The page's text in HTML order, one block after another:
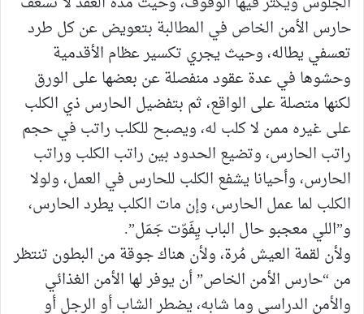
حارس الأمن الخاص في المطالبة بتعويض عن كل طرد
تعسفي يطاله، وحيث يجري تكسير عظام الأقدمية
وحشوها في عدة عقود منفصلة عن بعضها على الورق
لكنها متصلة على الواقع، ثم بتفضيل الحارس ذي الكلب
على غيره ممن لا كلب له، ويصبح للكلب راتب في حجم
راتب الحارس، وتضيع الحدود بين راتب الكلب وراتب
الحارس، وأحيانا يشفع الكلب للحارس في العمل، ولولا
الكلب لما عمل الحارس، وإن مات الكلب يطرد الحارس،
و”اللي معجبو حال الباب يِفَوّت جَمَل”.
ولأن لقمة العيش مُرة، ولأن هناك جوقة من البطون تنتظر
من “حارس الأمن الخاص” أن يوفر لها الأمن الغذائي
والأمن الدراسي وما شابه، يضطر الشاب أو الرجل أو